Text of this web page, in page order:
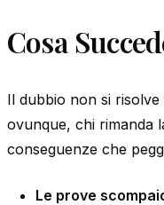
Cosa
Il dubbio non si
ovunque, chi rimanda
conseguenze che
Le prove